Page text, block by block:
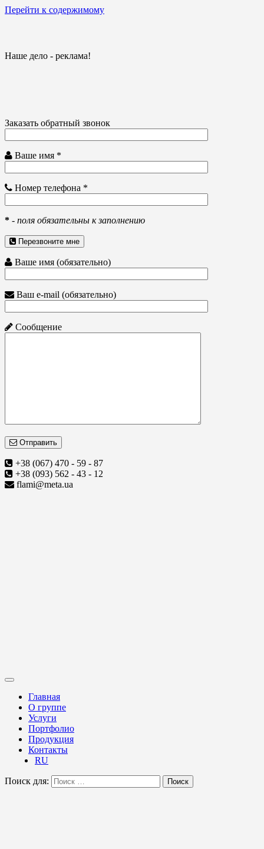
Перейти к содержимому
Наше дело - реклама!
Заказать обратный звонок
Ваше имя *
Номер телефона *
* - поля обязательны к заполнению
Перезвоните мне
Ваше имя (обязательно)
Ваш e-mail (обязательно)
Сообщение
Отправить
+38 (067) 470 - 59 - 87
+38 (093) 562 - 43 - 12
flami@meta.ua
Главная
О группе
Услуги
Портфолио
Продукция
Контакты
RU
Поиск для: Поиск